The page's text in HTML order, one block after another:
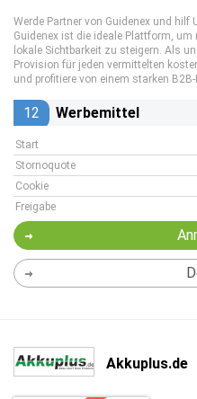
Werde Partner von Guidenex und
Guidenex ist die ideale Plattform,
lokale Sichtbarkeit zu steigern. Als
Provision für jeden vermittelten
und profitiere von einem starken
12 Werbemittel
Start
Stornoquote
Cookie
Freigabe
Akkuplus.de